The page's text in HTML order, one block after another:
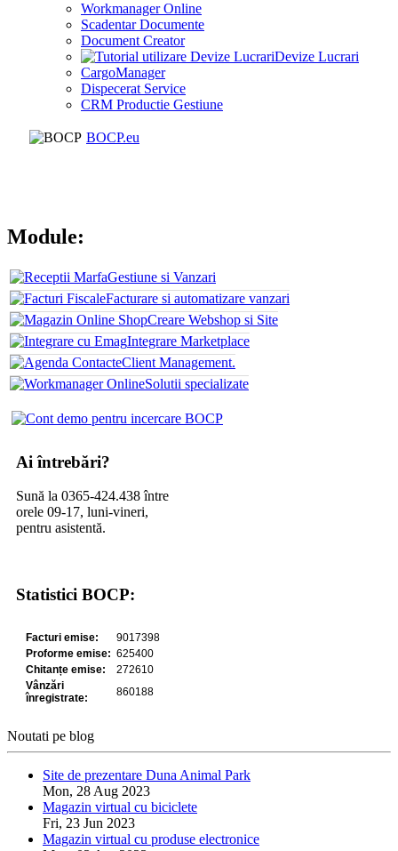
Workmanager Online
Scadentar Documente
Document Creator
Devize Lucrari
CargoManager
Dispecerat Service
CRM Productie Gestiune
BOCP.eu
Module:
Gestiune si Vanzari
Facturare si automatizare vanzari
Creare Webshop si Site
Integrare Marketplace
Client Management.
Solutii specializate
Ai întrebări?
Sună la 0365-424.438 între
orele 09-17, luni-vineri,
pentru asistentă.
Statistici BOCP:
Noutati pe blog
Site de prezentare Duna Animal Park
Mon, 28 Aug 2023
Magazin virtual cu biciclete
Fri, 23 Jun 2023
Magazin virtual cu produse electronice